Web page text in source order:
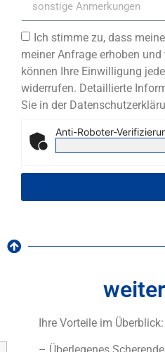
Ich stimme zu, dass
meiner Anfrage erhoben
können Ihre Einwilligung
widerrufen. Detaillierte
Sie in der
Anti-Roboter-
Ihre Vorteile im Überblick: